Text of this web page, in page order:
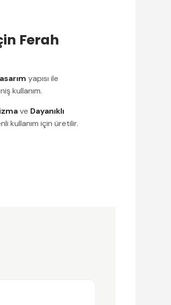
Ferah
yapısı ile
kullanım.
ve Dayanıklı
kullanım için üretilir.